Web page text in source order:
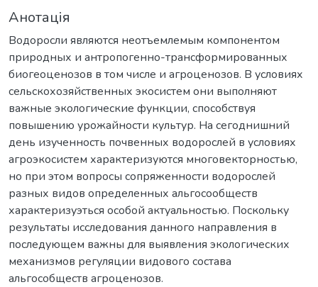
Анотація
Водоросли являются неотъемлемым компонентом
природных и антропогенно-трансформированных
биогеоценозов в том числе и агроценозов. В условиях
сельскохозяйственных экосистем они выполняют
важные экологические функции, способствуя
повышению урожайности культур. На сегоднишний
день изученность почвенных водорослей в условиях
агроэкосистем характеризуются многовекторностью,
но при этом вопросы сопряженности водорослей
разных видов определенных альгосообществ
характеризуэться особой актуальностью. Поскольку
результаты исследования данного направления в
последующем важны для выявления экологических
механизмов регуляции видового состава
альгособществ агроценозов.